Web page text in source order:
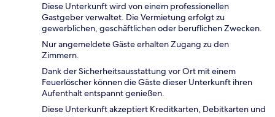
Diese Unterkunft wird von einem professionellen
Gastgeber verwaltet. Die Vermietung erfolgt zu
gewerblichen, geschäftlichen oder beruflichen Zwecken.
Nur angemeldete Gäste erhalten Zugang zu den
Zimmern.
Dank der Sicherheitsausstattung vor Ort mit einem
Feuerlöscher können die Gäste dieser Unterkunft ihren
Aufenthalt entspannt genießen.
Diese Unterkunft akzeptiert Kreditkarten, Debitkarten und